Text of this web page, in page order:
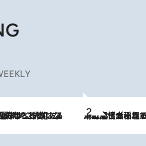
2026.8.5
下町風情あふれる台北屈指の人気エリア・大稲埕でセンスのいい台湾土産《ヴ